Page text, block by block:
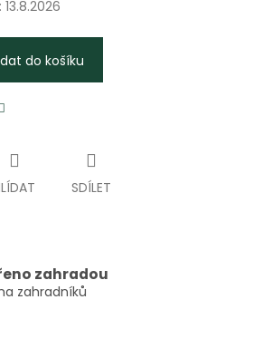
13.8.2026
do košíku
SDÍLET
zahradou
zahradníků